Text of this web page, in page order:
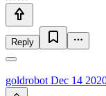
Reply
goldrobot Dec 14